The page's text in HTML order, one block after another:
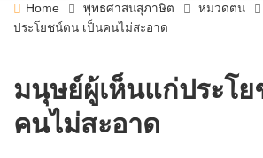
Home พุทธศาสนสุภาษิต หมวดตน
ประโยชน์ตน เป็นคนไม่สะอาด
มนุษย์ผู้เห็นแก่ประโ
คนไม่สะอาด